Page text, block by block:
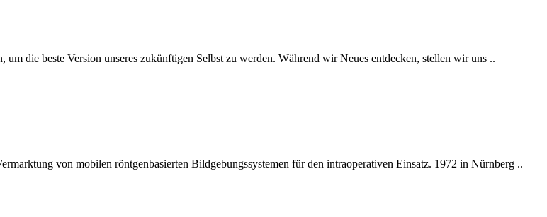
die beste Version unseres zukünftigen Selbst zu werden. Während wir Neues entdecken, stellen wir uns ..
von mobilen röntgenbasierten Bildgebungssystemen für den intraoperativen Einsatz. 1972 in Nürnberg ..